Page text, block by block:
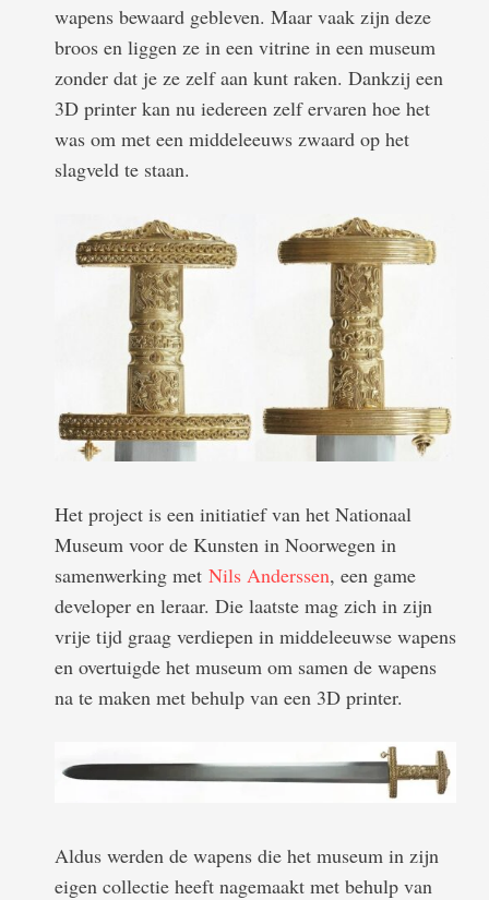
wapens bewaard gebleven. Maar vaak zijn deze
broos en liggen ze in een vitrine in een museum
zonder dat je ze zelf aan kunt raken. Dankzij een
3D printer kan nu iedereen zelf ervaren hoe het
was om met een middeleeuws zwaard op het
slagveld te staan.
Het project is een initiatief van het Nationaal
Museum voor de Kunsten in Noorwegen in
samenwerking met Nils Anderssen, een game
developer en leraar. Die laatste mag zich in zijn
vrije tijd graag verdiepen in middeleeuwse wapens
en overtuigde het museum om samen de wapens
na te maken met behulp van een 3D printer.
Aldus werden de wapens die het museum in zijn
eigen collectie heeft nagemaakt met behulp van